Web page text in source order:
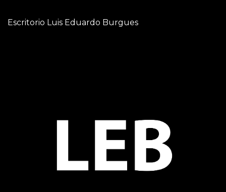
Escritorio Luis Eduardo Burgues